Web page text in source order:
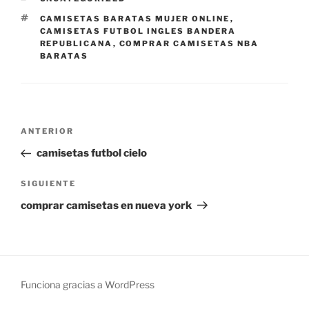
ETIQUETAS
CAMISETAS BARATAS MUJER ONLINE ,
CAMISETAS FUTBOL INGLES BANDERA
REPUBLICANA , COMPRAR CAMISETAS NBA
BARATAS
Navegación
entradas
Entrada
anterior:
ANTERIOR
camisetas futbol cielo
Siguiente
entrada
SIGUIENTE
comprar camisetas en nueva york
Funciona gracias a WordPress